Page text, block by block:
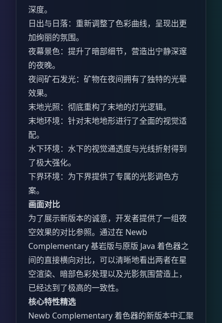
深度。
日出与日落：重新调整了色彩曲线，呈现出更
加绚丽的氛围。
夜幕景色：提升了暗部细节，营造出宁静深邃
的夜晚。
夜间矿石发光：矿物在夜间拥有了独特的光晕
效果。
末地光照：彻底重构了末地的灯光逻辑。
末地环境：针对末地地形进行了全面的视觉适
配。
水下环境：水下的视觉通透度与光线折射得到
了极大强化。
下界环境：为下界提供了专属的光影调色方
案。
画面对比
为了展示新版本的诚意，开发者提供了一组夜
空效果的对比参照。通过在 Newb
Complementary 基岩版与原版 Java 着色器之
间的直接横向对比，可以清晰地看出两者在星
空渲染、暗部色彩处理以及光影氛围营造上，
已经达到了极高的一致性。
核心特性精选
Newb Complementary 着色器的新版本中汇聚